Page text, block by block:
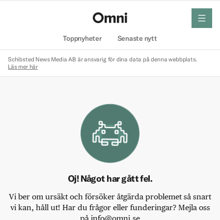
Toppnyheter Senaste nytt
meny
Schibsted News Media AB är ansvarig för dina data på denna webbplats.
Läs mer här
Oj! Något har gått fel.
Vi ber om ursäkt och försöker åtgärda problemet så snart
vi kan, håll ut! Har du frågor eller funderingar? Mejla oss